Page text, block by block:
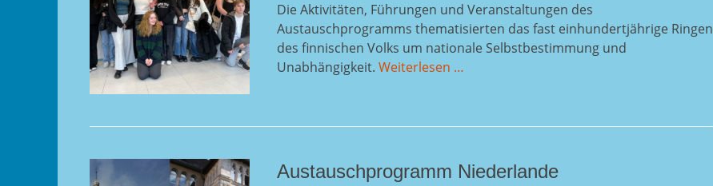
Die Aktivitäten, Führungen und Veranstaltungen des
Austauschprogramms thematisierten das fast einhundertjährige Ringen
des finnischen Volks um nationale Selbstbestimmung und
Unabhängigkeit. Weiterlesen …
Austauschprogramm Niederlande